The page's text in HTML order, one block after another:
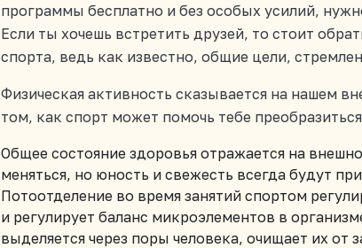
программы бесплатно и без особых усилий,
Если ты хочешь встретить друзей, то стоит
спорта, ведь как известно, общие цели,
Физическая активность сказывается на нашем
том, как спорт может помочь тебе
Общее состояние здоровья отражается на
меняться, но юность и свежесть всегда будут
Потоотделение во время занятий спортом
и регулирует баланс микроэлементов в
выделяется через поры человека, очищает их от